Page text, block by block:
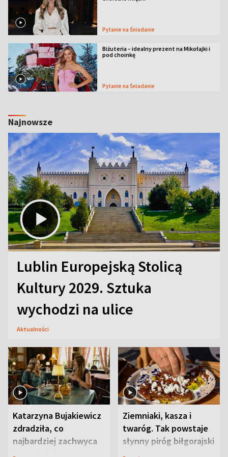
Pytanie na Śniadanie
Biżuteria – idealny prezent na Mikołajki i
pod choinkę
Pytanie na Śniadanie
Najnowsze
Lublin Europejską Stolicą
Kultury 2029. Sztuka
wychodzi na ulice
Aktualności
Katarzyna Bujakiewicz
zdradziła, co
najbardziej zachwyca
ją w Lublinie
Ziemniaki, kasza i
twaróg. Tak powstaje
słynny piróg biłgorajski